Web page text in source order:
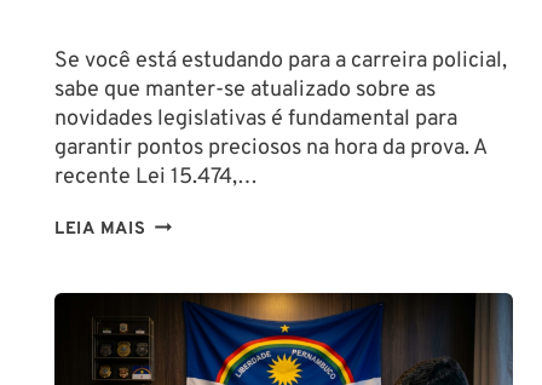
Se você está estudando para a carreira policial,
sabe que manter-se atualizado sobre as
novidades legislativas é fundamental para
garantir pontos preciosos na hora da prova. A
recente Lei 15.474,…
LEIA MAIS LIBERAÇÃO
DE
PIMENTA
PARA